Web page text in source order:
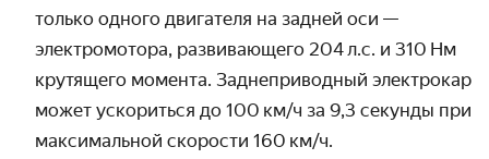
только одного двигателя на задней оси —
электромотора, развивающего 204 л.с. и 310 Нм
крутящего момента. Заднеприводный электрокар
может ускориться до 100 км / ч за 9,3 секунды при
максимальной скорости 160 км / ч.